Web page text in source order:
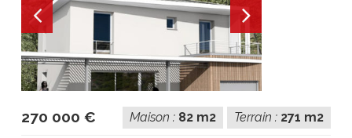
270 000 € Terrain : 271 m2
Maison : 82 m2